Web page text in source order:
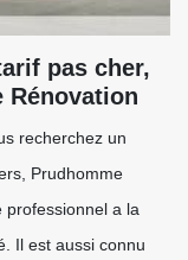
pas cher,
Rénovation
recherchez un
Prudhomme
professionnel a la
Il est aussi connu